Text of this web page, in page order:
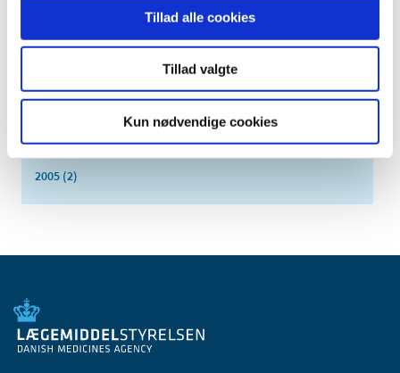
Tillad alle cookies
Tillad valgte
Kun nødvendige cookies
2010 (7)
2008 (8)
2005 (2)